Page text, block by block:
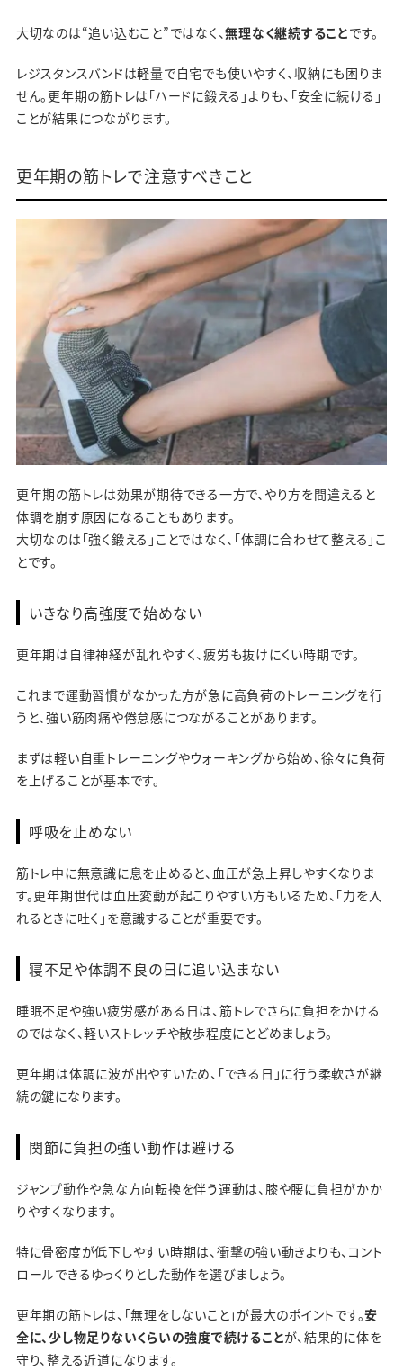
大切なのは“追い込むこと”ではなく、無理なく継続することです。
レジスタンスバンドは軽量で自宅でも使いやすく、収納にも困りま
せん。更年期の筋トレは「ハードに鍛える」よりも、「安全に続ける」
ことが結果につながります。
更年期の筋トレで注意すべきこと
更年期の筋トレは効果が期待できる一方で、やり方を間違えると
体調を崩す原因になることもあります。
大切なのは「強く鍛える」ことではなく、「体調に合わせて整える」こ
とです。
いきなり高強度で始めない
更年期は自律神経が乱れやすく、疲労も抜けにくい時期です。
これまで運動習慣がなかった方が急に高負荷のトレーニングを行
うと、強い筋肉痛や倦怠感につながることがあります。
まずは軽い自重トレーニングやウォーキングから始め、徐々に負荷
を上げることが基本です。
呼吸を止めない
筋トレ中に無意識に息を止めると、血圧が急上昇しやすくなりま
す。更年期世代は血圧変動が起こりやすい方もいるため、「力を入
れるときに吐く」を意識することが重要です。
寝不足や体調不良の日に追い込まない
睡眠不足や強い疲労感がある日は、筋トレでさらに負担をかける
のではなく、軽いストレッチや散歩程度にとどめましょう。
更年期は体調に波が出やすいため、「できる日」に行う柔軟さが継
続の鍵になります。
関節に負担の強い動作は避ける
ジャンプ動作や急な方向転換を伴う運動は、膝や腰に負担がかか
りやすくなります。
特に骨密度が低下しやすい時期は、衝撃の強い動きよりも、コント
ロールできるゆっくりとした動作を選びましょう。
更年期の筋トレは、「無理をしないこと」が最大のポイントです。安
全に、少し物足りないくらいの強度で続けることが、結果的に体を
守り、整える近道になります。